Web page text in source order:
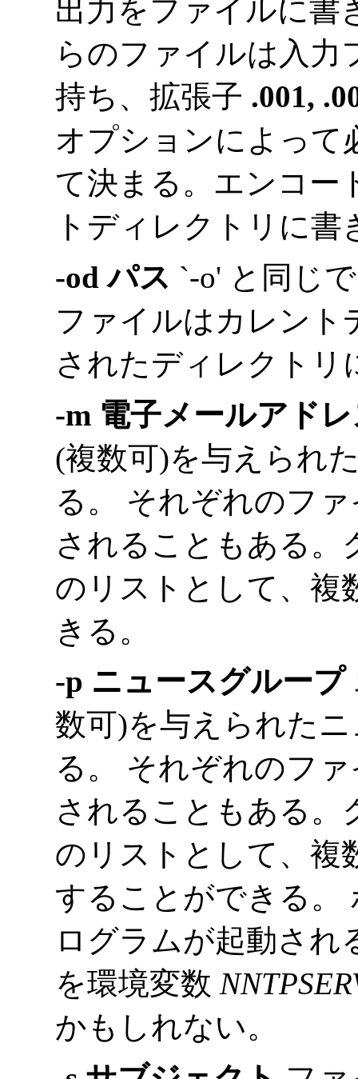
出力をファイルに書
らのファイルは入力
持ち、拡張子 .001,
オプションによって
て決まる。エンコー
トディレクトリに書
-od パス `-o' と同じ
ファイルはカレント
されたディレクトリ
-m 電子メールアド
(複数可)を与えられ
る。 それぞれのフ
されることもある。
のリストとして、複
きる。
-p ニュースグループ
数可)を与えられた
る。 それぞれのフ
されることもある。
のリストとして、複
することができる
ログラムが起動され
を環境変数
かもしれない。